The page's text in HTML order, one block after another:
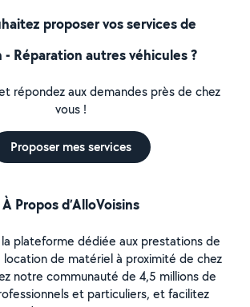
proposer vos services de
Réparation autres véhicules ?
répondez aux demandes près de chez
vous !
Proposer mes services
À Propos d’AlloVoisins
la plateforme dédiée aux prestations de
location de matériel à proximité de chez
notre communauté de 4,5 millions de
et particuliers, et facilitez